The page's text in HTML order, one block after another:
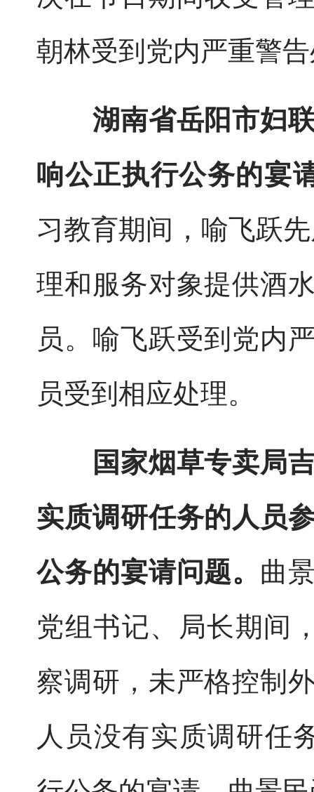
朝林受到党内严重警
湖南省岳阳市妇
响公正执行公务的宴
习教育期间，喻飞跃
理和服务对象提供酒
员。喻飞跃受到党内
员受到相应处理。
国家烟草专卖局
实质调研任务的人员
公务的宴请问题。 曲
党组书记、局长期间
察调研，未严格控制
人员没有实质调研任